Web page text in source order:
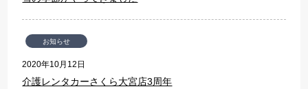
2020年10月12日
お知らせ
介護レンタカーさくら大宮店3周年